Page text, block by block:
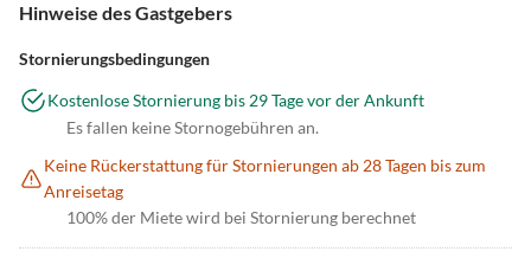
Hinweise des Gastgebers
Stornierungsbedingungen
Kostenlose Stornierung bis 29 Tage vor der Ankunft
Es fallen keine Stornogebühren an.
Keine Rückerstattung für Stornierungen ab 28 Tagen bis zum
Anreisetag
100% der Miete wird bei Stornierung berechnet